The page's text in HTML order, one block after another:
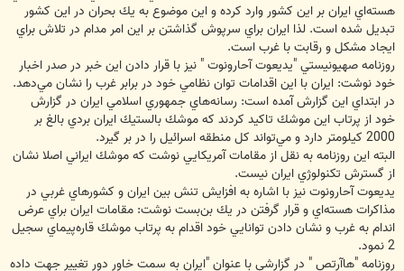
هسته‌اي ايران بر اين كشور وارد كرده و اين موضوع به يك بحران در اين كشور
تبديل شده است. لذا ايران براي سرپوش گذاشتن بر اين امر مدام در تلاش براي
ايجاد مشكل و رقابت با غرب است.
روزنامه صهيونيستي "يديعوت آحارونوت " نيز با قرار دادن اين خبر در صدر اخبار
خود نوشت: ايران با اين اقدامات توان نظامي خود در برابر غرب را نشان مي‌دهد.
در ابتداي اين گزارش آمده است: رسانه‌هاي جمهوري اسلامي ايران در گزارش
خود از پرتاب اين موشك تاكيد كردند كه موشك بالستيك ايران بردي بالغ بر
2000 كيلومتر دارد و مي‌تواند كل منطقه اسرائيل را در بر گيرد.
البته اين روزنامه به نقل از مقامات آمريكايي نوشت كه موشك ايراني اصلا نشان
از گسترش تكنولوژي ايران نيست.
يديعوت آحارونوت نيز با اشاره به افزايش تنش بين ايران و كشورهاي غربي در
مذاكرات هسته‌اي و قرار گرفتن در يك بن‌بست نوشت: مقامات ايران براي عرض
اندام به غرب و نشان دادن توانايي خود اقدام به پرتاب موشك قاره‌پيماي سجيل
2 نمود.
روزنامه "هاآرتص " در گزارشي با عنوان "ايران به سمت خاور دور تغيير جهت داده